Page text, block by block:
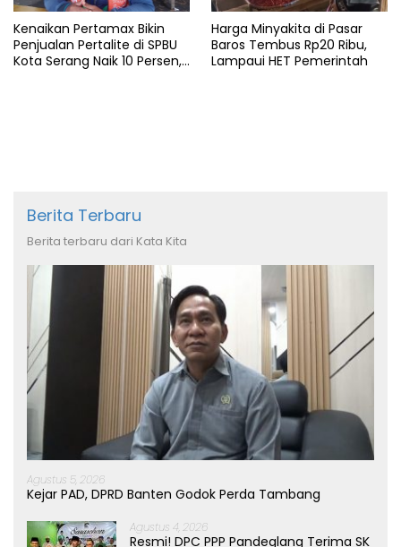
Kenaikan Pertamax Bikin
Penjualan Pertalite di SPBU
Kota Serang Naik 10 Persen,
Harga Minyakita di Pasar
Baros Tembus Rp20 Ribu,
Lampaui HET Pemerintah
Berita Terbaru
Berita terbaru dari Kata Kita
Agustus 5, 2026
Kejar PAD, DPRD Banten Godok Perda Tambang
Agustus 4, 2026
Resmi! DPC PPP Pandeglang Terima SK